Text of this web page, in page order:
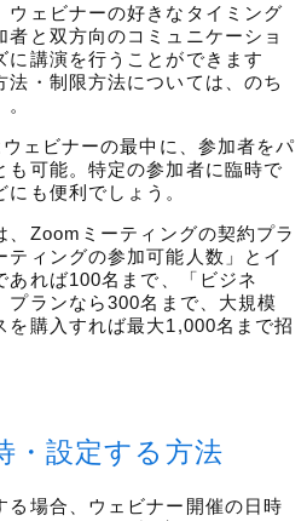
ウェビナーの好きなタイミング
と双方向のコミュニケーショ
に講演を行うことができます
法・制限方法については、のち
。
ェビナーの最中に、参加者をパ
可能。 特定の参加者に臨時で
も便利でしょう。
Zoomミーティングの契約プラ
ティングの参加可能人数」とイ
あれば100名まで、
「ビジネ
プランなら300名まで、大規模
を 購入 すれば最大1,000名まで招
・設定する方法
る場合、ウェビナー開催の日時